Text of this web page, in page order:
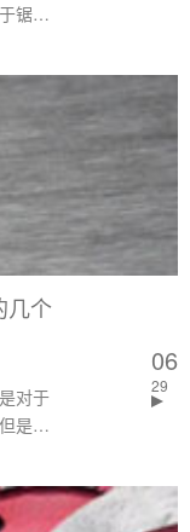
锯片
这种
体厚
几个
对于
是如
掉很
应的
06
29